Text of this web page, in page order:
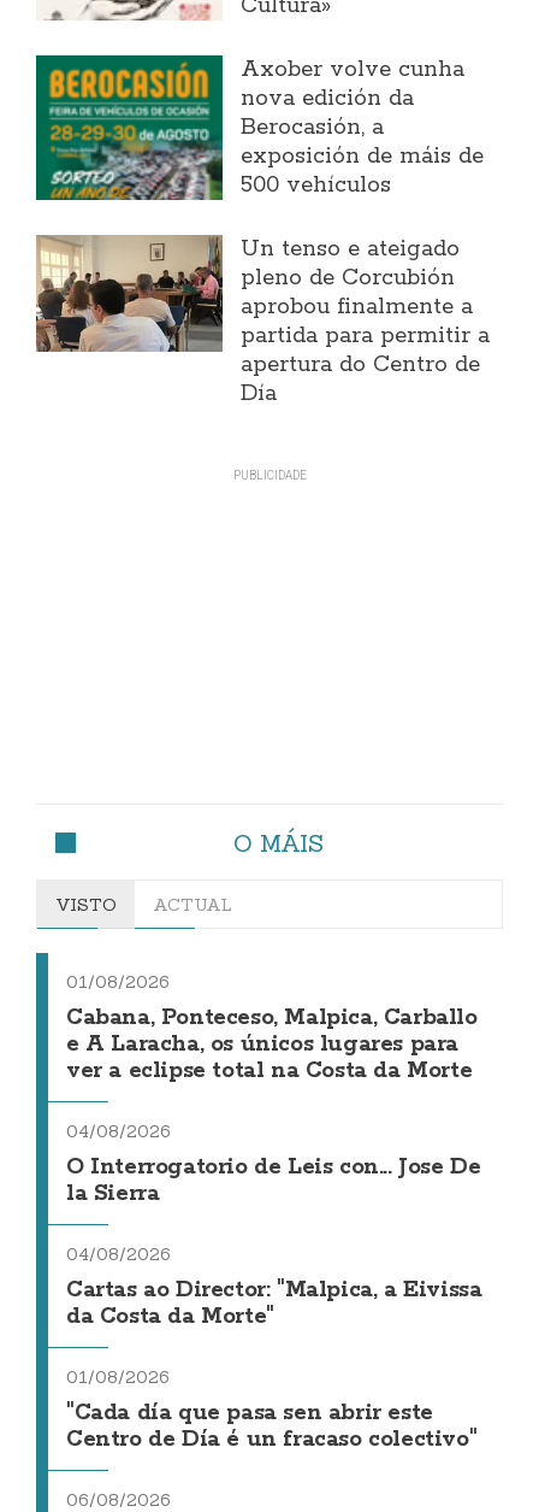
Cultura»
Axober volve cunha
nova edición da
Berocasión, a
exposición de máis de
500 vehículos
Un tenso e ateigado
pleno de Corcubión
aprobou finalmente a
partida para permitir a
apertura do Centro de
Día
O MÁIS
VISTO ACTUAL
01/08/2026
Cabana, Ponteceso, Malpica, Carballo
e A Laracha, os únicos lugares para
ver a eclipse total na Costa da Morte
04/08/2026
O Interrogatorio de Leis con... Jose De
la Sierra
04/08/2026
Cartas ao Director: "Malpica, a Eivissa
da Costa da Morte"
01/08/2026
"Cada día que pasa sen abrir este
Centro de Día é un fracaso colectivo"
06/08/2026